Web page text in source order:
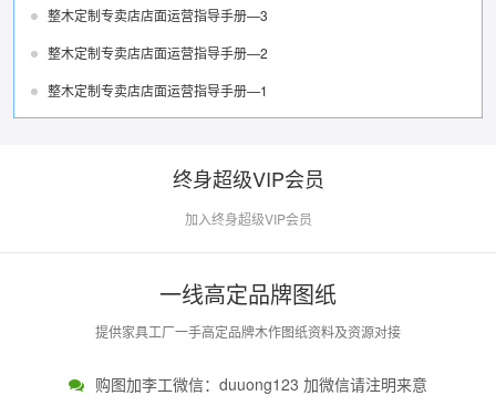
整木定制专卖店店面运营指导手册—3
整木定制专卖店店面运营指导手册—2
整木定制专卖店店面运营指导手册—1
终身超级VIP会员
加入终身超级VIP会员
一线高定品牌图纸
提供家具工厂一手高定品牌木作图纸资料及资源对接
购图加李工微信：duuong123 加微信请注明来意